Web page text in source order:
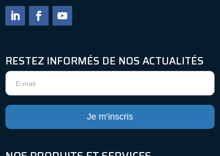
RESTEZ INFORMÉS DE NOS ACTUALITÉS
Newsletter
Je m’inscris